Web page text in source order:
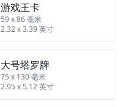
游戏王卡
59 x 86 毫米
2.32 x 3.39 英寸
大号塔罗牌
75 x 130 毫米
2.95 x 5.12 英寸